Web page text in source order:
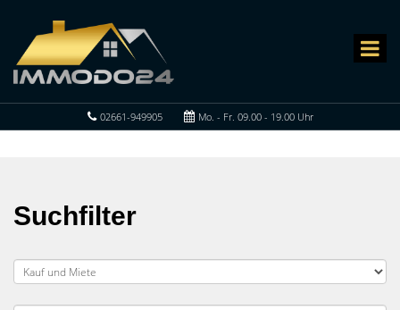
02661-949905 Mo. - Fr. 09.00 - 19.00 Uhr
Suchfilter